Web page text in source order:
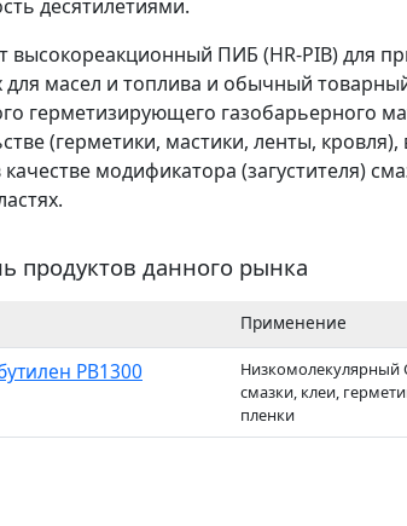
десятилетиями.
высокореакционный ПИБ (HR-PIB) для
для масел и топлива и обычный
герметизирующего газобарьерного
(герметики, мастики, ленты, кровля),
качестве модификатора (загустителя)
продуктов данного рынка
Применение
PB1300
Низкомолекулярный
смазки, клеи,
пленки